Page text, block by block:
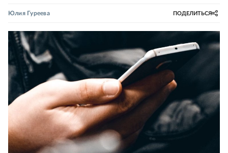
Юлия Гуреева ПОДЕЛИТЬСЯ